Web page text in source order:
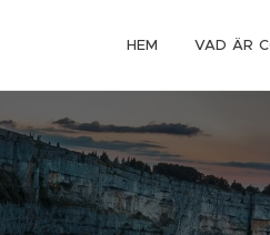
HEM VAD ÄR